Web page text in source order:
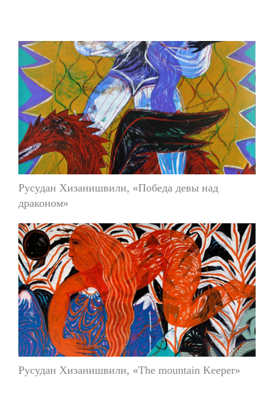
Русудан Хизанишвили, «Победа девы над
драконом»
Русудан Хизанишвили, «The mountain Keeper»